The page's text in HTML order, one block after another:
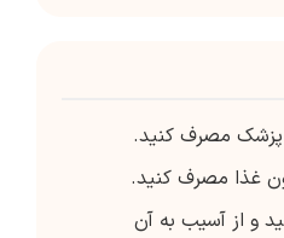
پزشک مصرف کنید.
غذا مصرف کنید.
و از آسیب به آن